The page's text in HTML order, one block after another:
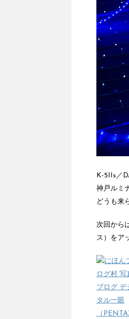
K-5IIs／
神戸ルミ
どうも来
次回から
ス）をア